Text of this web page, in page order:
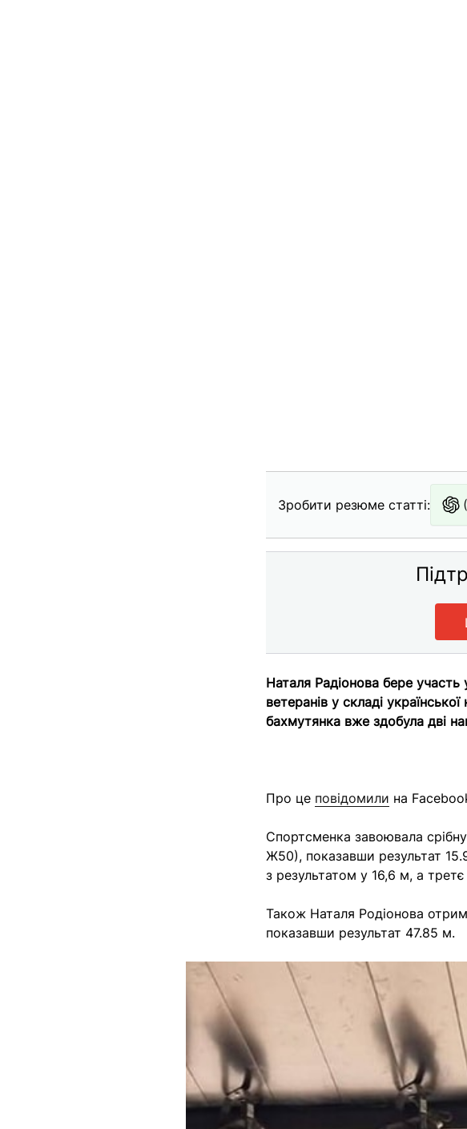
Зробити резюме статті:
Наталя Радіонова бере участь
ветеранів у складі
бахмутянка вже здобула дві
Про це повідомили на
Спортсменка завоювала
Ж50), показавши результат
з результатом у 16,6 м, а
Також Наталя Родіонова
показавши результат 47.85 м.